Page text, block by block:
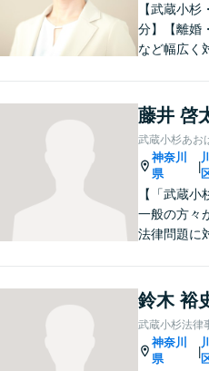
【武蔵小
分】【離婚
など幅広く
ます。皆様
摯に向き合
気軽にご相
藤井 啓
武蔵小杉あお
神奈川
県
|
【「武蔵小
一般の方々
法律問題に
なに小さな
向き合い、
提案します
鈴木 裕
武蔵小杉法律
神奈川
県
|